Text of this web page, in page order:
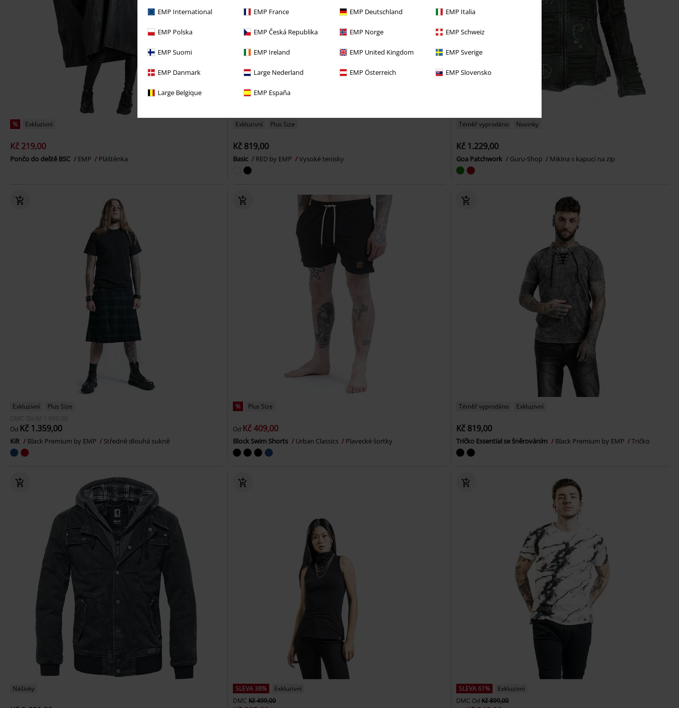
EMP International EMP France EMP Deutschland EMP Italia
EMP Polska EMP Česká Republika EMP Norge EMP Schweiz
EMP Suomi EMP Ireland EMP United Kingdom EMP Sverige
EMP Danmark Large Nederland EMP Österreich EMP Slovensko
Large Belgique EMP España
% Exkluzivní
Kč 219,00
Pončo do deště BSC EMP Pláštěnka
Exkluzivní Plus Size
Kč 819,00
Basic RED by EMP Vysoké tenisky
Téměř vyprodáno Novinky
Kč 1.229,00
Goa Patchwork Guru-Shop Mikina s kapucí na zip
Exkluzivní
Plus Size
DMC Od Kč 1.699,00
Od Kč 1.359,00
Kilt Black Premium by EMP Středně dlouhá sukně
% Plus Size
Od Kč 409,00
Block Swim Shorts Urban Classics Plavecké šortky
Téměř vyprodáno Exkluzivní
Kč 819,00
Tričko Essential se šněrováním Black Premium by EMP Tričko
Nášivky SLEVA 38%
Exkluzivní
DMC Kč 499,00
SLEVA 61%
Exkluzivní
DMC Od Kč 899,00